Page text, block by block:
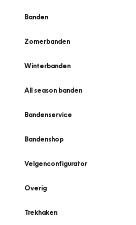
Banden
Zomerbanden
Winterbanden
All season banden
Bandenservice
Bandenshop
Velgenconfigurator
Overig
Trekhaken